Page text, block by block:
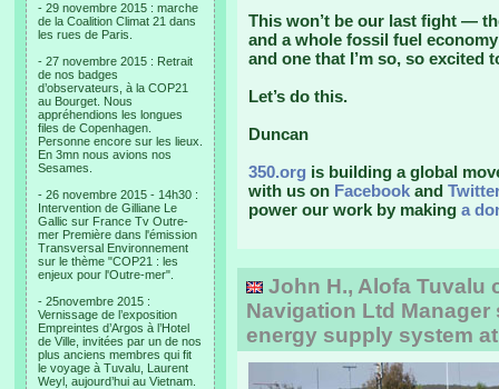
- 29 novembre 2015 : marche
de la Coalition Climat 21 dans
les rues de Paris.
- 27 novembre 2015 : Retrait
de nos badges
d’observateurs, à la COP21
au Bourget. Nous
appréhendions les longues
files de Copenhagen.
Personne encore sur les lieux.
En 3mn nous avions nos
Sesames.
- 26 novembre 2015 - 14h30 :
Intervention de Gilliane Le
Gallic sur France Tv Outre-
mer Première dans l'émission
Transversal Environnement
sur le thème "COP21 : les
enjeux pour l'Outre-mer".
- 25novembre 2015 :
Vernissage de l’exposition
Empreintes d’Argos à l’Hotel
de Ville, invitées par un de nos
plus anciens membres qui fit
le voyage à Tuvalu, Laurent
Weyl, aujourd’hui au Vietnam.
This won’t be our last fight —
and a whole fossil fuel
and one that I’m so, so excited
Let’s do this.
Duncan
350.org is building a global
with us on Facebook and Twitter
power our work by making a
John H., Alofa Tuvalu
Navigation Ltd
energy supply system